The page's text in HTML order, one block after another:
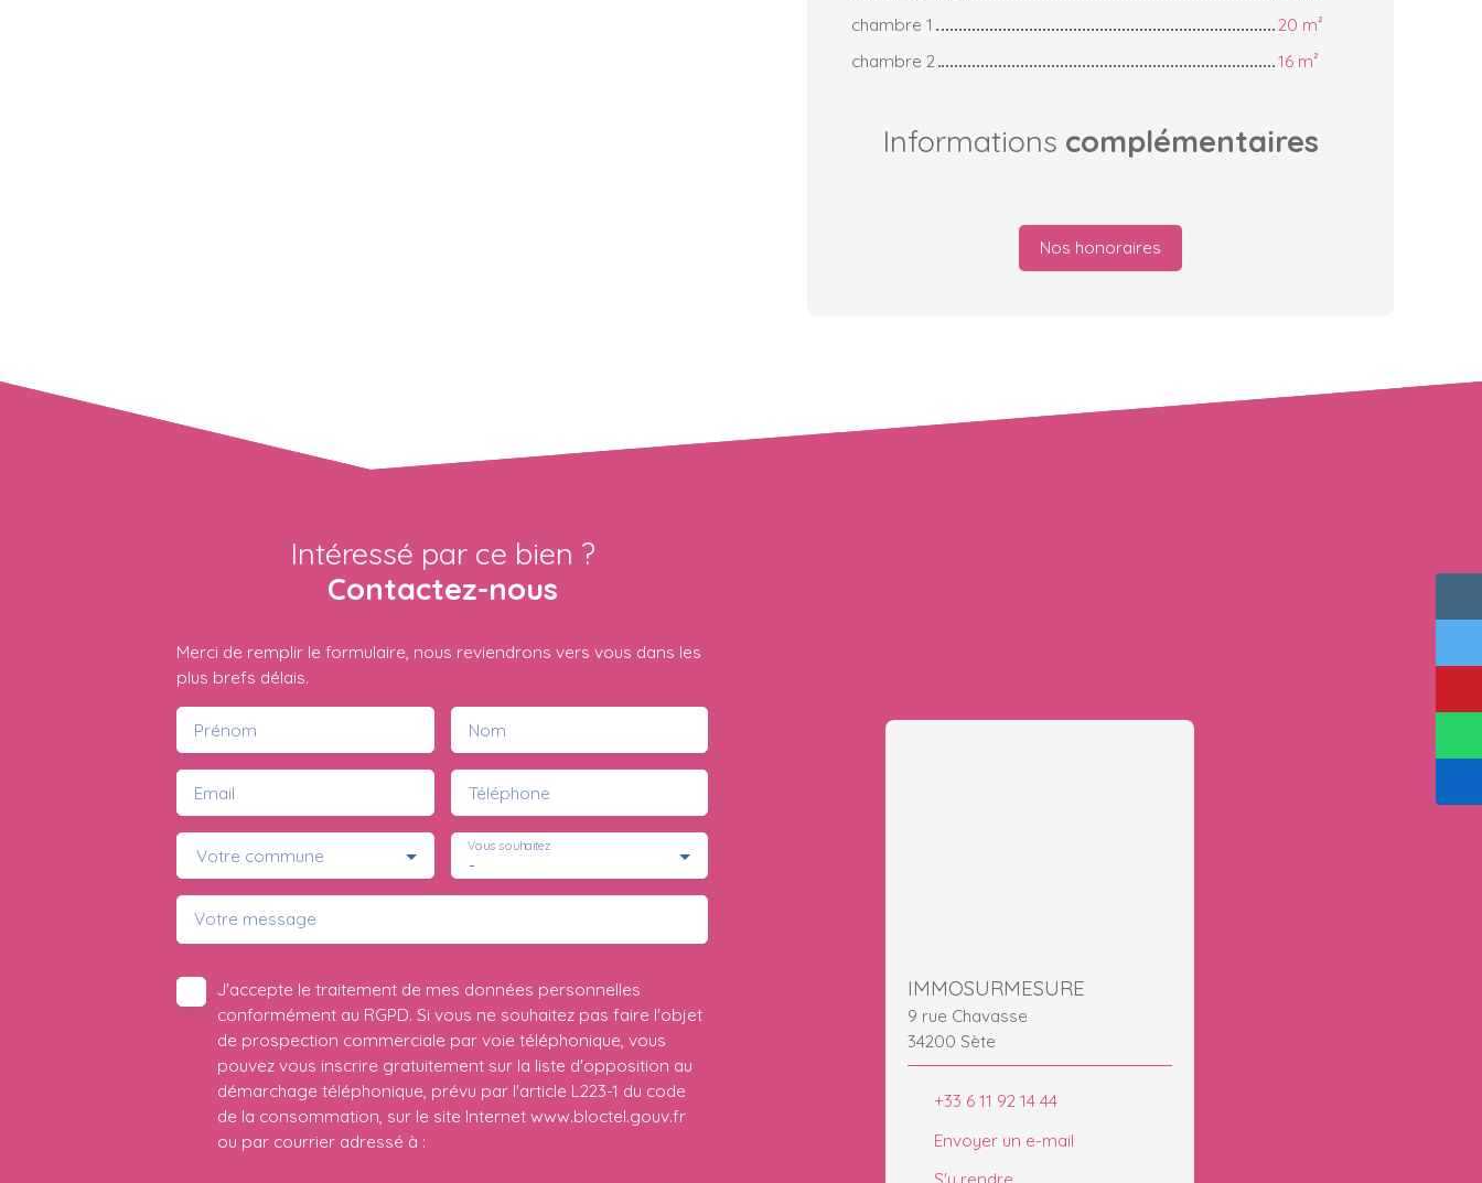
chambre 1
20 m²
chambre 2
16 m²
Informations complémentaires
Nos honoraires
Intéressé par ce bien ?
Contactez-nous
Merci de remplir le formulaire, nous reviendrons vers vous dans les
plus brefs délais.
Prénom Nom
Email Téléphone
Votre commune -
Vous souhaitez
Votre message
J'accepte le traitement de mes données personnelles
conformément au RGPD. Si vous ne souhaitez pas faire l'objet
de prospection commerciale par voie téléphonique, vous
pouvez vous inscrire gratuitement sur la liste d'opposition au
démarchage téléphonique, prévu par l'article L223-1 du code
de la consommation, sur le site Internet www.bloctel.gouv.fr
ou par courrier adressé à :
IMMOSURMESURE
9 rue Chavasse
34200 Sète
+33 6 11 92 14 44
Envoyer un e-mail